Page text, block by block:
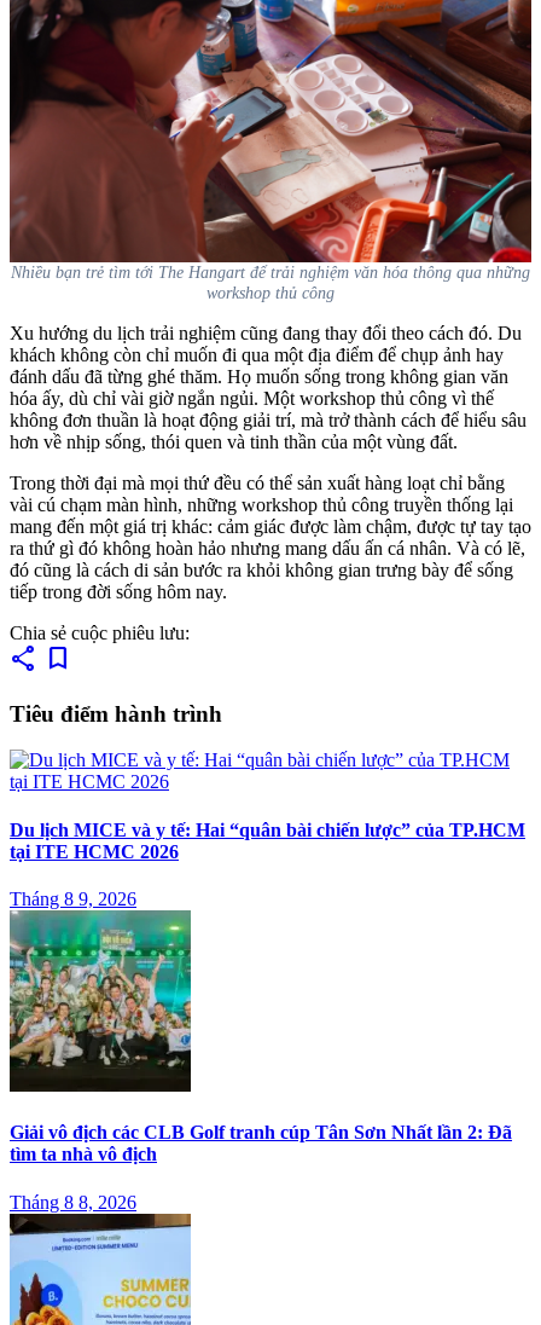
Nhiều bạn trẻ tìm tới The Hangart để trải nghiệm văn hóa thông qua những
workshop thủ công
Xu hướng du lịch trải nghiệm cũng đang thay đổi theo cách đó. Du
khách không còn chỉ muốn đi qua một địa điểm để chụp ảnh hay
đánh dấu đã từng ghé thăm. Họ muốn sống trong không gian văn
hóa ấy, dù chỉ vài giờ ngắn ngủi. Một workshop thủ công vì thế
không đơn thuần là hoạt động giải trí, mà trở thành cách để hiểu sâu
hơn về nhịp sống, thói quen và tinh thần của một vùng đất.
Trong thời đại mà mọi thứ đều có thể sản xuất hàng loạt chỉ bằng
vài cú chạm màn hình, những workshop thủ công truyền thống lại
mang đến một giá trị khác: cảm giác được làm chậm, được tự tay tạo
ra thứ gì đó không hoàn hảo nhưng mang dấu ấn cá nhân. Và có lẽ,
đó cũng là cách di sản bước ra khỏi không gian trưng bày để sống
tiếp trong đời sống hôm nay.
Chia sẻ cuộc phiêu lưu:
share bookmark
Tiêu điểm hành trình
Du lịch MICE và y tế: Hai “quân bài chiến lược” của TP.HCM
tại ITE HCMC 2026
Tháng 8 9, 2026
Giải vô địch các CLB Golf tranh cúp Tân Sơn Nhất lần 2: Đã
tìm ta nhà vô địch
Tháng 8 8, 2026